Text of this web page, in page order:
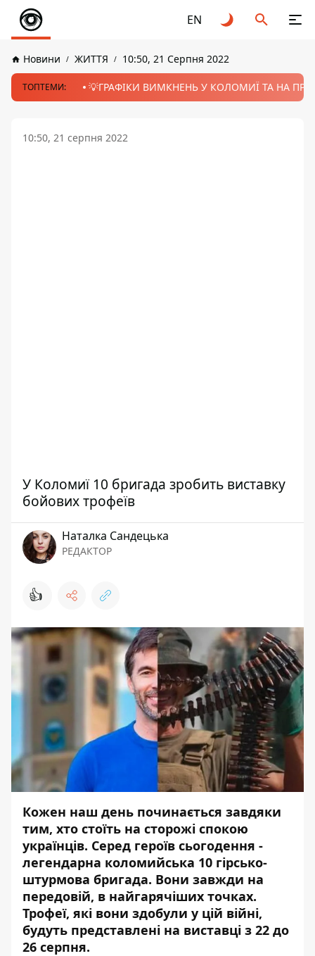
EN
Новини ЖИТТЯ 10:50, 21 Серпня 2022
ТОПТЕМИ: 💡ГРАФІКИ ВИМКНЕНЬ У КОЛОМИЇ ТА НА
10:50, 21 серпня 2022
У Коломиї 10 бригада зробить виставку
бойових трофеїв
Наталка Сандецька
РЕДАКТОР
👍
Кожен наш день починається завдяки
тим, хто стоїть на сторожі спокою
українців. Серед героїв сьогодення -
легендарна коломийська 10 гірсько-
штурмова бригада. Вони завжди на
передовій, в найгарячіших точках.
Трофеї, які вони здобули у цій війні,
будуть представлені на виставці з 22 до
26 серпня.